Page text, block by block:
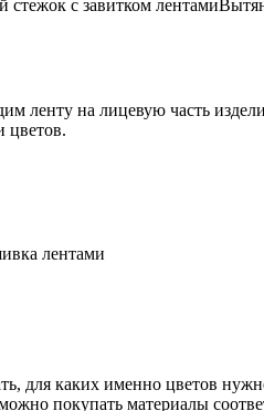
с завитком лентами
ленту на лицевую часть
цветов.
лентами
для каких именно цветов
покупать материалы